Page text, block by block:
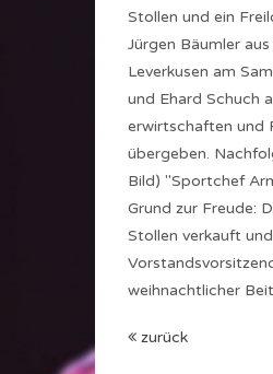
Stollen und ein
Jürgen Bäumler
Leverkusen am
und Ehard Schuch
erwirtschaften und
übergeben.
Bild) "Sportchef
Grund zur Freude:
Stollen verkauft
weihnachtlicher
zurück